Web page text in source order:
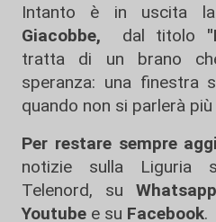
Intanto è in uscita
Giacobbe, dal titolo
tratta di un brano
speranza: una finestra
quando non si parlerà
Per restare sempre
notizie sulla Liguria
Telenord, su
Youtube e su Facebook.